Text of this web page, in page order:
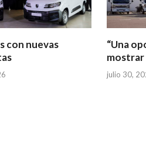
con nuevas
“Una
mostrar
julio 30,